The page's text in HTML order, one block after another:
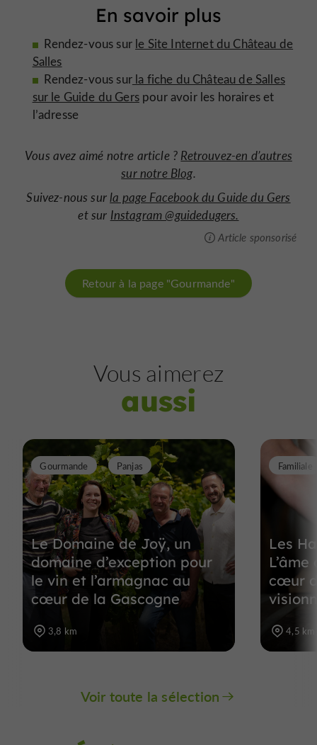
En savoir plus
Rendez-vous sur le Site Internet du Château de
Salles
Rendez-vous surla fiche du Château de Salles
sur le Guide du Gerspour avoir les horaires et
l’adresse
Vous avez aimé notre article ? Retrouvez-en d’autres
sur notre Blog.
Suivez-nous surla page Facebook du Guide du Gers
et sur Instagram @guidedugers.
Article sponsorisé
Retour à la page "Gourmande"
Vous aimerez
aussi
Le Domaine de Joÿ, un
domaine d’exception pour
le vin et l’armagnac au
cœur de la Gascogne
Gourmande Panjas
3,8 km
Les
cœur
Familiale
4,5 km
Voir toute la sélection